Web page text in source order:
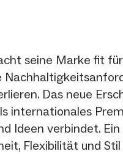
seine Marke fit
Das neue
internationales
Ideen verbindet.
Flexibilität und